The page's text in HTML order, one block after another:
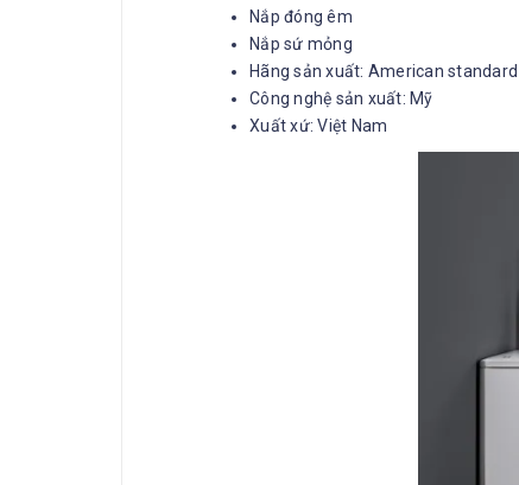
Nắp đóng êm
Nắp sứ mỏng
Hãng sản xuất: American standard
Công nghệ sản xuất: Mỹ
Xuất xứ: Việt Nam